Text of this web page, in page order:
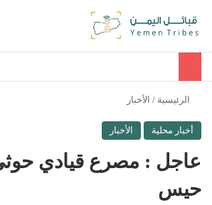
الرئيسية / الأخبار
أخبار محلية الأخبار
عاجل : مصرع قيادي
حيس